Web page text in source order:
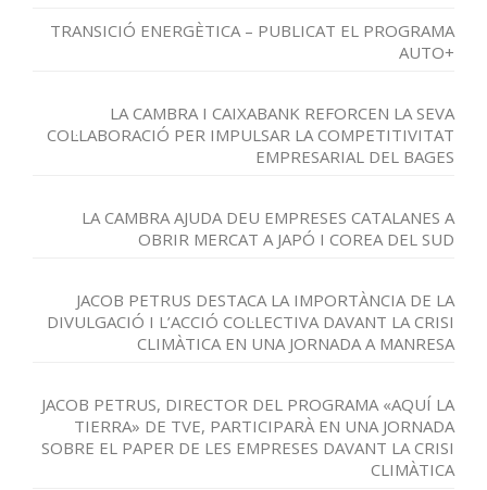
TRANSICIÓ ENERGÈTICA – PUBLICAT EL PROGRAMA
AUTO+
LA CAMBRA I CAIXABANK REFORCEN LA SEVA
COL·LABORACIÓ PER IMPULSAR LA COMPETITIVITAT
EMPRESARIAL DEL BAGES
LA CAMBRA AJUDA DEU EMPRESES CATALANES A
OBRIR MERCAT A JAPÓ I COREA DEL SUD
JACOB PETRUS DESTACA LA IMPORTÀNCIA DE LA
DIVULGACIÓ I L’ACCIÓ COL·LECTIVA DAVANT LA CRISI
CLIMÀTICA EN UNA JORNADA A MANRESA
JACOB PETRUS, DIRECTOR DEL PROGRAMA «AQUÍ LA
TIERRA» DE TVE, PARTICIPARÀ EN UNA JORNADA
SOBRE EL PAPER DE LES EMPRESES DAVANT LA CRISI
CLIMÀTICA